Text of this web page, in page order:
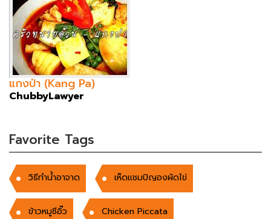
แกงป่า (Kang Pa)
ChubbyLawyer
Favorite Tags
วิธีทำน้ำอาจาด เห็ดแชมปิญองผัดไข่
ข้าวหมูซีอิ๊ว Chicken Piccata